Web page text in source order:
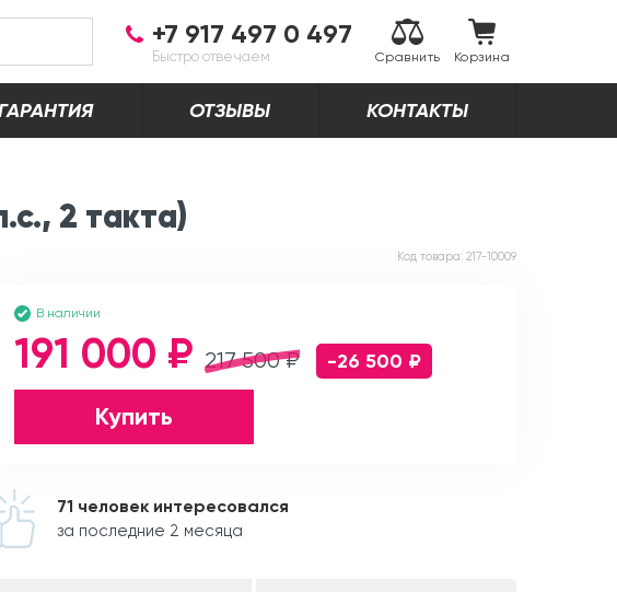
+7 917 497 0 497
Быстро отвечаем Сравнить Корзина
ОТЗЫВЫ КОНТАКТЫ
2 такта)
Код товара: 217-10009
В наличии
217 500 ₽
191 000 ₽ -26 500 ₽
Купить
71 человек интересовался
за последние 2 месяца